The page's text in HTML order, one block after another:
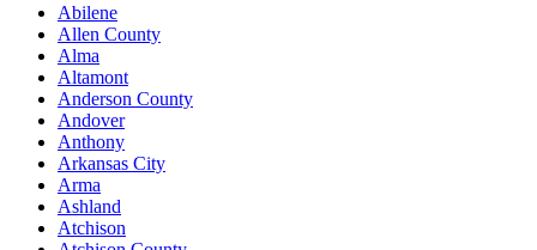
Abilene
Allen County
Alma
Altamont
Anderson County
Andover
Anthony
Arkansas City
Arma
Ashland
Atchison